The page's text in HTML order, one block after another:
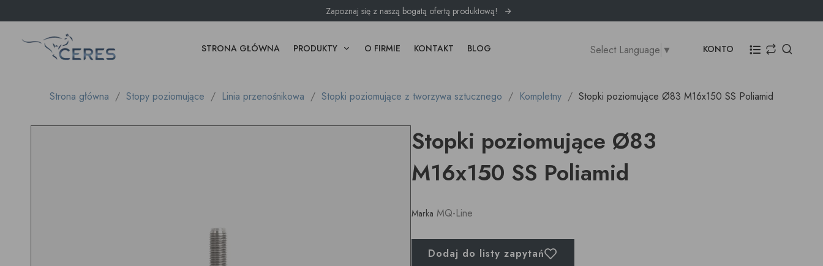
Zapoznaj się z naszą bogatą ofertą produktową!
STRONA GŁÓWNA PRODUKTY O FIRMIE KONTAKT BLOG Select Language ▼ KONTO
Strona główna Stopy poziomujące Linia przenośnikowa Stopki poziomujące z tworzywa sztucznego Kompletny Stopki poziomujące Ø83 M16x150 SS Poliamid
Stopki poziomujące Ø83
M16x150 SS Poliamid
Marka MQ-Line
Dodaj do listy zapytań